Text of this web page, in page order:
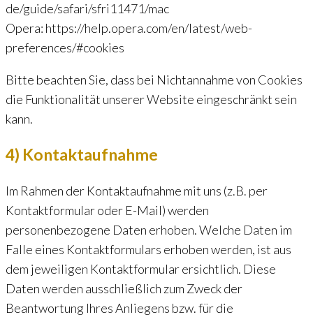
de/guide/safari/sfri11471/mac
Opera: https://help.opera.com/en/latest/web-
preferences/#cookies
Bitte beachten Sie, dass bei Nichtannahme von Cookies
die Funktionalität unserer Website eingeschränkt sein
kann.
4) Kontaktaufnahme
Im Rahmen der Kontaktaufnahme mit uns (z.B. per
Kontaktformular oder E-Mail) werden
personenbezogene Daten erhoben. Welche Daten im
Falle eines Kontaktformulars erhoben werden, ist aus
dem jeweiligen Kontaktformular ersichtlich. Diese
Daten werden ausschließlich zum Zweck der
Beantwortung Ihres Anliegens bzw. für die